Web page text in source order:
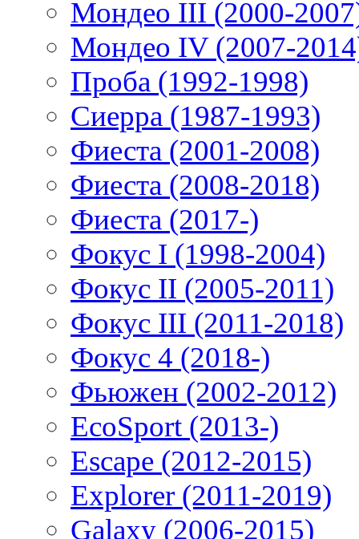
Мондео III (2000-
Мондео IV (2007-
Проба (1992-1998)
Сиерра (1987-1993)
Фиеста (2001-2008)
Фиеста (2008-2018)
Фиеста (2017-)
Фокус I (1998-2004)
Фокус II (2005-2011)
Фокус III (2011-2018)
Фокус 4 (2018-)
Фьюжен (2002-2012)
EcoSport (2013-)
Escape (2012-2015)
Explorer (2011-2019)
Galaxy (2006-2015)